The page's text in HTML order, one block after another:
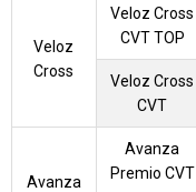
Veloz
Cross
Veloz Cross
CVT TOP
Veloz Cross
CVT
Avanza
Avanza
Premio CVT